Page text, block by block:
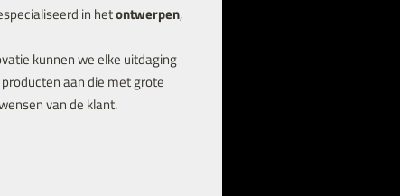
in hetontwerpen,
kunnen we elke uitdaging
aan die met grote
van de klant.